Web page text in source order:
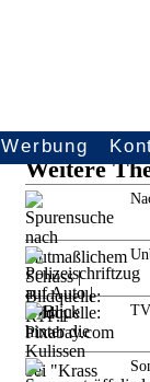
Werbung
Weitere